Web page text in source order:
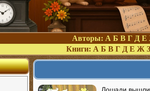
Авторы: А Б В Г Д Е
Книги: А Б В Г Д Е Ж З